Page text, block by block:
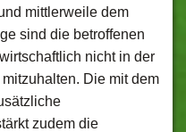
mittlerweile dem
sind die betroffenen
nicht in der
Die mit dem
zudem die